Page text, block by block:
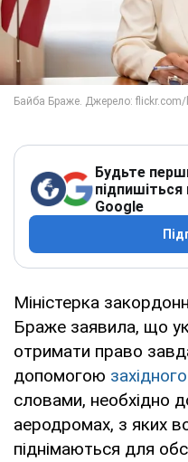
Будьте
Google
Міністерка
Браже заявила, що
отримати право
допомогою
словами, необхідно
аеродромах, з яких
піднімаються для